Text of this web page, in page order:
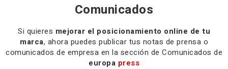
Comunicados
Si quieres mejorar el posicionamiento online de tu
marca, ahora puedes publicar tus notas de prensa o
comunicados de empresa en la sección de Comunicados de
europa press